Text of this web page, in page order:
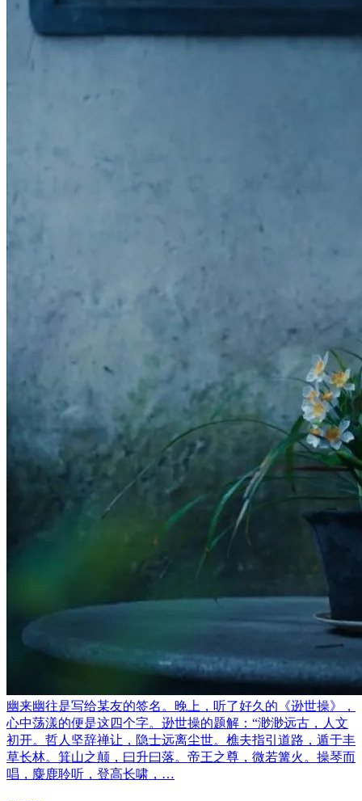
幽来幽往是写给某友的签名。晚上，听了好久的《逊世操》，
心中荡漾的便是这四个字。逊世操的题解：“渺渺远古，人文
初开。哲人坚辞禅让，隐士远离尘世。樵夫指引道路，遁于丰
草长林。箕山之颠，曰升曰落。帝王之尊，微若篝火。操琴而
唱，麋鹿聆听，登高长啸，…